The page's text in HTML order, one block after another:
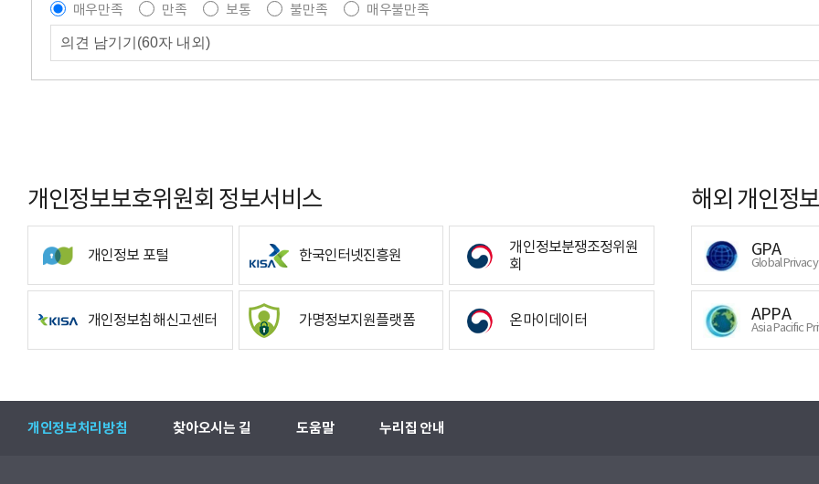
매우만족
만족 보통 불만족 매우불만족
개인정보보호위원회 정보서비스
개인정보 포털 한국인터넷진흥원
개인정보분쟁조정위원
회
개인정보침해신고센터 가명정보지원플랫폼 온마이데이터
해외 개인정
GPA
Global
APPA
Asia Pacific
개인정보처리방침 찾아오시는 길 도움말 누리집 안내